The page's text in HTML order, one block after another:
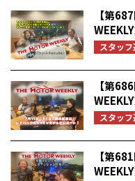
【第
スタッ
【第
スタッ
【第